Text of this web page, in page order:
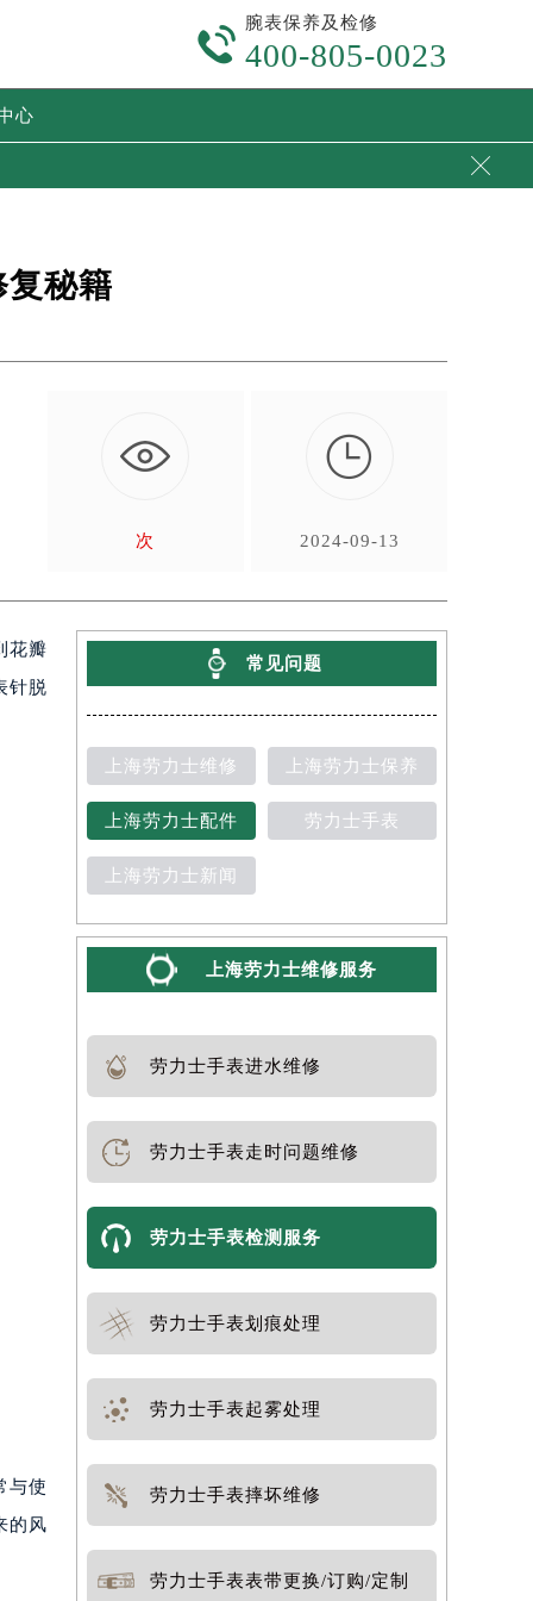

腕表保养及检修
400-805-0023
心

秘籍
次

2024-09-13
花瓣
针脱
与使
的风
常见问题
上海劳力士维修 上海劳力士保养
上海劳力士配件 劳力士手表
上海劳力士新闻
上海劳力士维修服务
劳力士手表进水维修
劳力士手表走时问题维修
劳力士手表检测服务
劳力士手表划痕处理
劳力士手表起雾处理
劳力士手表摔坏维修
劳力士手表表带更换/订购/定制